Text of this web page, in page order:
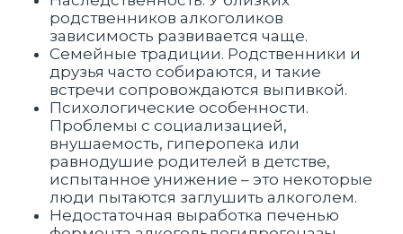
родственников алкоголиков
зависимость развивается чаще.
Семейные традиции. Родственники и
друзья часто собираются, и такие
встречи сопровождаются выпивкой.
Психологические особенности.
Проблемы с социализацией,
внушаемость, гиперопека или
равнодушие родителей в детстве,
испытанное унижение – это некоторые
люди пытаются заглушить алкоголем.
Недостаточная выработка печенью